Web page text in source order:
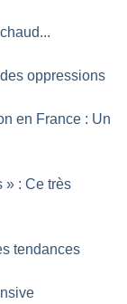
oppressions
en France : Un
» : Ce très
tendances